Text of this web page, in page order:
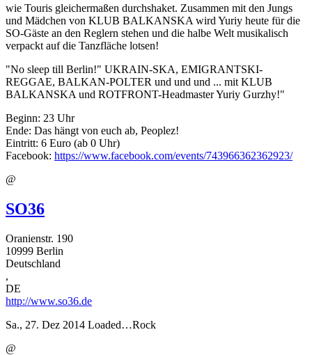
wie Touris gleichermaßen durchshaket. Zusammen mit den Jungs
und Mädchen von KLUB BALKANSKA wird Yuriy heute für die
SO-Gäste an den Reglern stehen und die halbe Welt musikalisch
verpackt auf die Tanzfläche lotsen!
"No sleep till Berlin!" UKRAIN-SKA, EMIGRANTSKI-
REGGAE, BALKAN-POLTER und und und ... mit KLUB
BALKANSKA und ROTFRONT-Headmaster Yuriy Gurzhy!"
Beginn: 23 Uhr
Ende: Das hängt von euch ab, Peoplez!
Eintritt: 6 Euro (ab 0 Uhr)
Facebook: https://www.facebook.com/events/743966362362923/
@
SO36
Oranienstr. 190
10999 Berlin
Deutschland
,
DE
http://www.so36.de
Sa., 27. Dez 2014 Loaded…Rock
@